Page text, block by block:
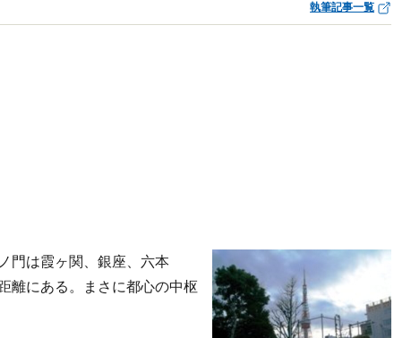
執筆記事一覧
門は霞ヶ関、銀座、六本
にある。まさに都心の中枢